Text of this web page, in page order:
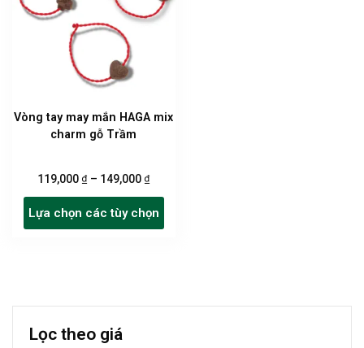
Vòng tay may mắn HAGA mix
charm gỗ Trầm
119,000 ₫ – 149,000 ₫
Lựa chọn các tùy chọn
Sản
Lọc theo giá